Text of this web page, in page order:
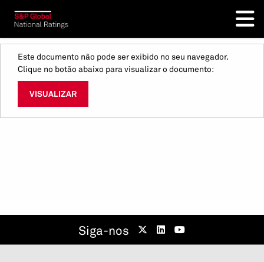
Este documento não pode ser exibido no seu navegador.
Clique no botão abaixo para visualizar o documento:
VISUALIZAR
Siga-nos